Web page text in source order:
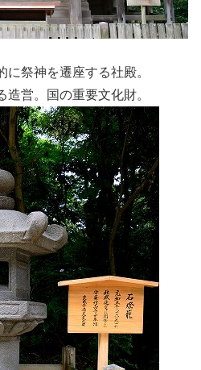
祭神を遷座する社殿。
営。国の重要文化財。